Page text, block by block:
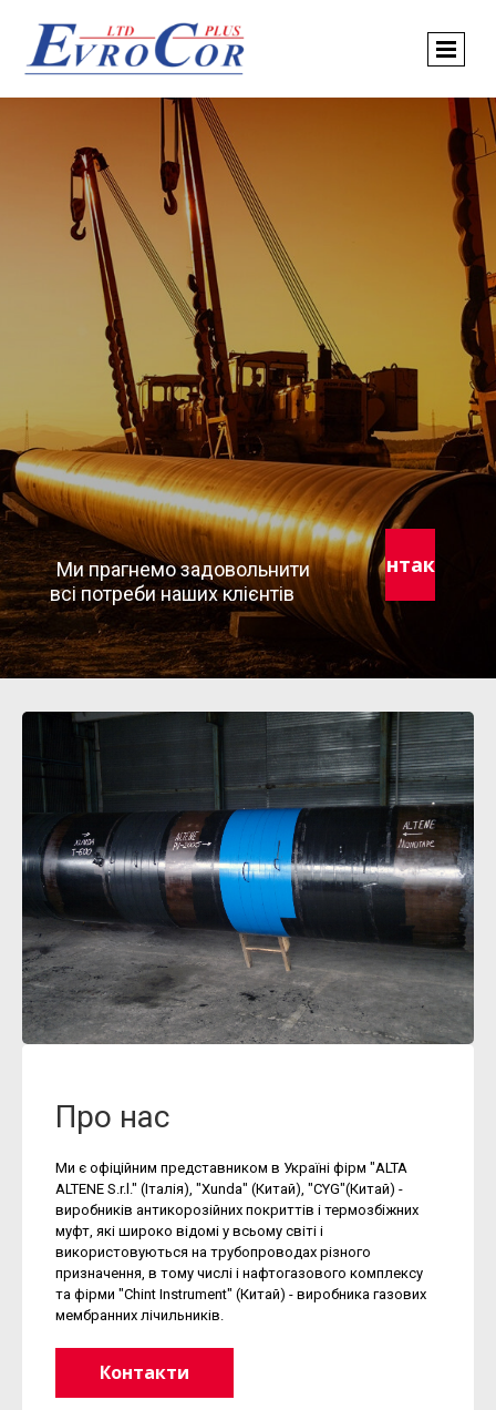
Ми прагнемо задовольнити
всі потреби наших клієнтів
Контакти
Про нас
Ми є офіційним представником в Україні фірм "ALTA
ALTENE S.r.l." (Італія), "Xunda" (Китай), "CYG"(Китай) -
виробників антикорозійних покриттів і термозбіжних
муфт, які широко відомі у всьому світі і
використовуються на трубопроводах різного
призначення, в тому числі і нафтогазового комплексу
та фірми "Chint Instrument" (Китай) - виробника газових
мембранних лічильників.
Контакти